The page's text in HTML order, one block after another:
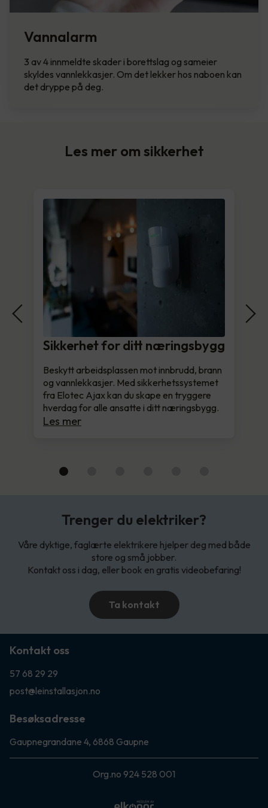
Vannalarm
3 av 4 innmeldte skader i borettslag og sameier
skyldes vannlekkasjer. Om det lekker hos naboen kan
det dryppe på deg.
Les mer om sikkerhet
Sikkerhet for ditt næringsbygg
Beskytt arbeidsplassen mot innbrudd, brann
og vannlekkasjer. Med sikkerhetssystemet
fra Elotec Ajax kan du skape en tryggere
hverdag for alle ansatte i ditt næringsbygg.
Les mer
Trenger du elektriker?
Våre dyktige, faglærte elektrikere hjelper deg med både
store og små jobber.
Kontakt oss i dag, eller book en gratis videobefaring!
Ta kontakt
Kontakt oss
57 68 29 29
post@leinstallasjon.no
Besøksadresse
Gaupnegrandane 4, 6868 Gaupne
Org.no 924 528 001